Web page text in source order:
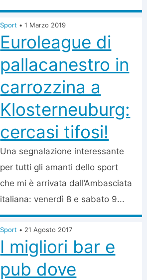
Sport • 1 Marzo 2019
Euroleague di
pallacanestro in
carrozzina a
Klosterneuburg:
cercasi tifosi!
Una segnalazione interessante
per tutti gli amanti dello sport
che mi è arrivata dall’Ambasciata
italiana: venerdì 8 e sabato 9...
Sport • 21 Agosto 2017
I migliori bar e
pub dove